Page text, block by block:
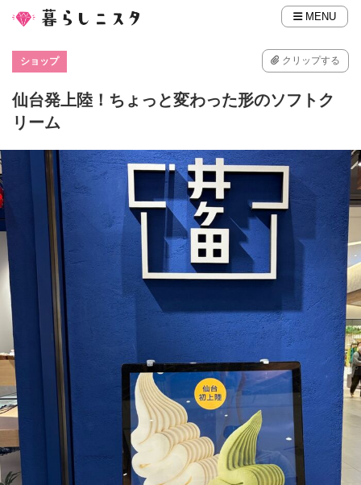
MENU
ショップ クリップする
仙台発上陸！ちょっと変わった形のソフトク
リーム